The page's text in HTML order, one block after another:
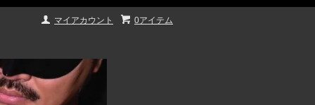
0アイテム
マイアカウント